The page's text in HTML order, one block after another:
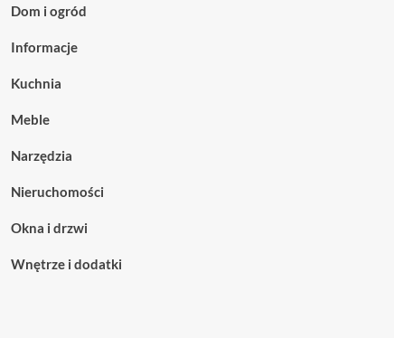
Dom i ogród
Informacje
Kuchnia
Meble
Narzędzia
Nieruchomości
Okna i drzwi
Wnętrze i dodatki